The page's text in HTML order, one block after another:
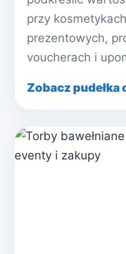
przy
prezentowych,
voucherach i
Zobacz pudełka